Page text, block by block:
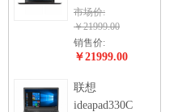
市场价:
￥21999.00
销售价:
￥21999.00
联想
ideapad330C